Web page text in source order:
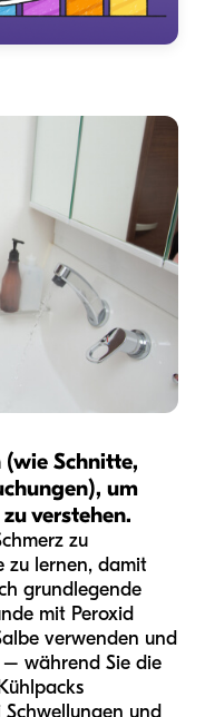
(wie Schnitte,
um
verstehen.
zu
zu lernen, damit
grundlegende
mit Peroxid
verwenden und
während Sie die